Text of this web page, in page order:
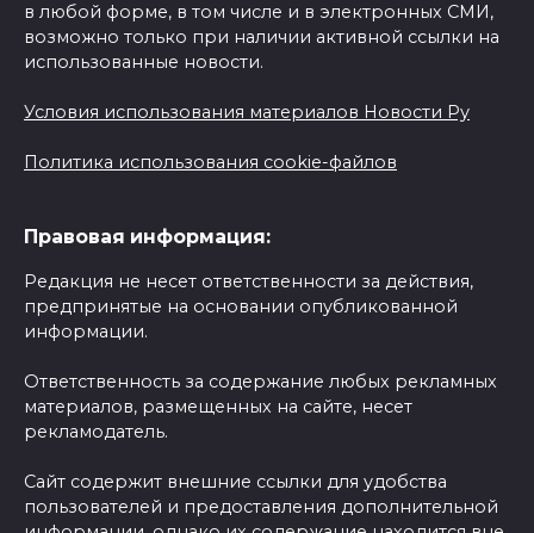
в любой форме, в том числе и в электронных СМИ,
возможно только при наличии активной ссылки на
использованные новости.
Условия использования материалов Новости Ру
Политика использования cookie-файлов
Правовая информация:
Редакция не несет ответственности за действия,
предпринятые на основании опубликованной
информации.
Ответственность за содержание любых рекламных
материалов, размещенных на сайте, несет
рекламодатель.
Сайт содержит внешние ссылки для удобства
пользователей и предоставления дополнительной